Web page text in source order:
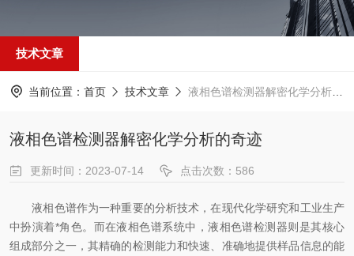
技术文章
当前位置： 首页 技术文章 液相色谱检测器解密化学分析的奇迹
液相色谱检测器解密化学分析的奇迹
更新时间：2023-07-14 点击次数：586
液相色谱作为一种重要的分析技术，在现代化学研究和工业生产
中扮演着*角色。而在液相色谱系统中，液相色谱检测器则是其核心
组成部分之一，其精确的检测能力和快速、准确地提供样品信息的能